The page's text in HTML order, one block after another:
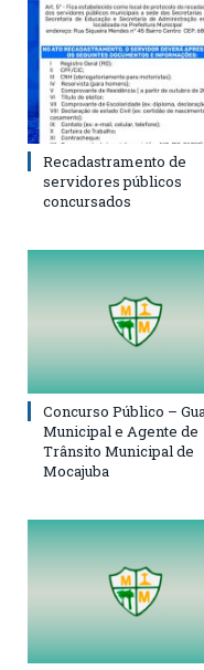
Recadastramento de
servidores públicos
concursados
Concurso Público –
Municipal e Agente de
Trânsito Municipal de
Mocajuba